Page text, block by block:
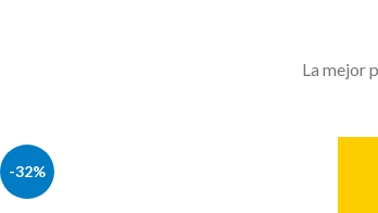
La mejor
-32%